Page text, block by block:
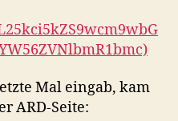
Mal eingab, kam
ARD-Seite: